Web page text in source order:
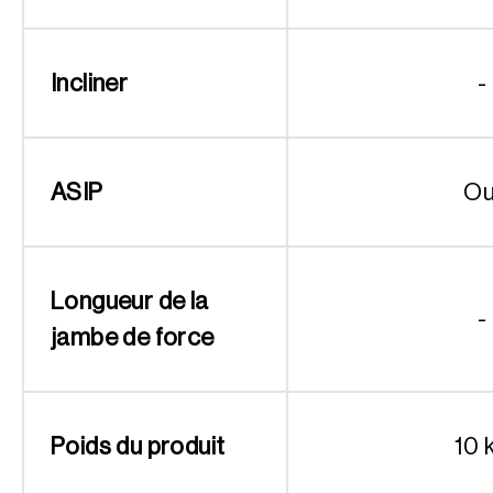
Incliner -
ASIP
Longueur de la
jambe de force
-
Poids du produit 10